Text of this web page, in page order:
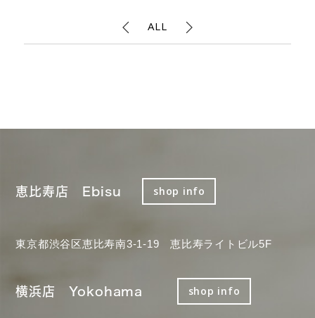
ALL
恵比寿店 Ebisu shop info
東京都渋谷区恵比寿南3-1-19 恵比寿ライトビル5F
横浜店 Yokohama shop info